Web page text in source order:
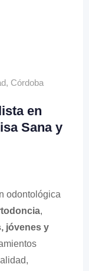
, Córdoba
en
Sana y
odontológica
,
jóvenes y